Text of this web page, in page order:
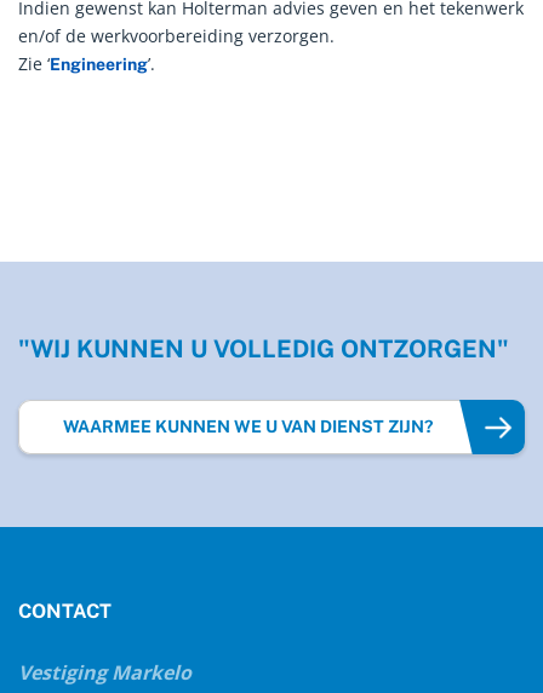
Indien gewenst kan Holterman advies geven en het tekenwerk
en/of de werkvoorbereiding verzorgen.
Zie ‘Engineering’.
"WIJ KUNNEN U VOLLEDIG ONTZORGEN"
WAARMEE KUNNEN WE U VAN DIENST ZIJN?
CONTACT
Vestiging Markelo